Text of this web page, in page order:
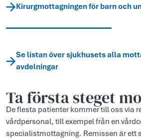
Kirurgmottagningen för barn och
Se listan över sjukhusets alla
avdelningar
Ta första steget
De flesta patienter kommer till oss via
vårdpersonal, till exempel från en
specialistmottagning. Remissen är ett